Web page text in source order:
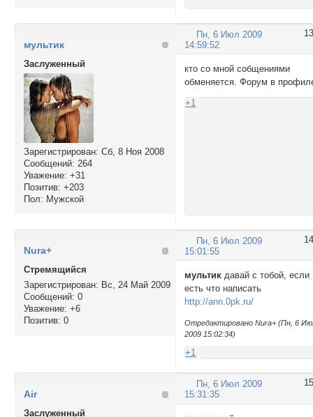
13
Пн, 6 Июл 2009
14:59:52
мультик
Заслуженный
Зарегистрирован: Сб, 8 Ноя 2008
Сообщений: 264
Уважение: +31
Позитив: +203
Пол: Мужской
кто со мной собщениями
обменяется. Форум в
+1
14
Пн, 6 Июл 2009
15:01:55
Nura+
Стремящийся
Зарегистрирован: Вс, 24 Май 2009
Сообщений: 0
Уважение: +6
Позитив: 0
мультик давай с тобой, если
есть что написать
http://ann.0pk.ru/
Отредактировано Nura+ (Пн, 6
2009 15:02:34)
+1
15
Пн, 6 Июл 2009
15:31:35
Air
Заслуженный